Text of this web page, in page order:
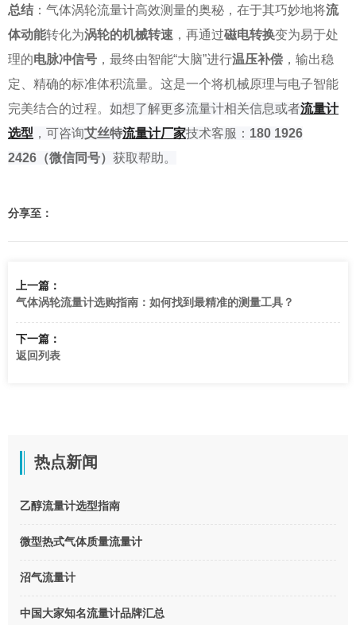
总结：气体涡轮流量计高效测量的奥秘，在于其巧妙地将流
体动能转化为涡轮的机械转速 ，再通过磁电转换变为易于处
理的电脉冲信号 ，最终由智能“大脑”进行温压补偿 ，输出稳
定、精确的标准体积流量。这是一个将机械原理与电子智能
完美结合的过程。 如想了解更多流量计相关信息或者流量计
选型 ，可咨询艾丝特流量计厂家技术客服： 180 1926
2426 （微信同号） 获取帮助。
分享至：
上一篇：
气体涡轮流量计选购指南：如何找到最精准的测量工具？
下一篇：
返回列表
热点新闻
乙醇流量计选型指南
微型热式气体质量流量计
沼气流量计
中国大家知名流量计品牌汇总